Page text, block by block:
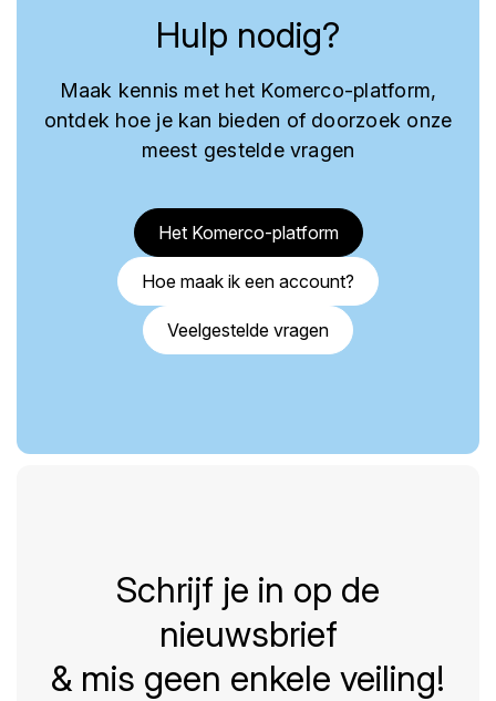
Hulp nodig?
Maak kennis met het Komerco-platform,
ontdek hoe je kan bieden of doorzoek onze
meest gestelde vragen
Het Komerco-platform
Hoe maak ik een account?
Veelgestelde vragen
Schrijf je in op de
nieuwsbrief
& mis geen enkele veiling!